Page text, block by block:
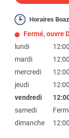
Horaires
Fermé, ouvre
lundi
mardi
mercredi
jeudi
vendredi
samedi
dimanche